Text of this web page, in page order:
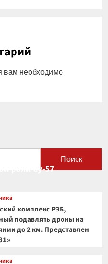
вам необходимо
Поиск
роли Су-57
комплекс РЭБ,
подавлять дроны на
до 2 км. Представлен